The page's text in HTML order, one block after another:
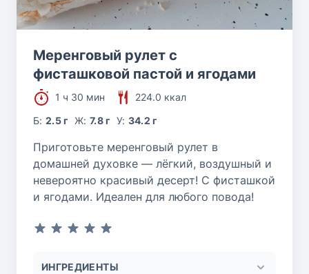
Меренговый рулет с
фисташковой пастой и ягодами
1 ч 30 мин
224.0 ккал
Б:2.5 г Ж: 7.8 г У: 34.2 г
Приготовьте меренговый рулет в
домашней духовке — лёгкий, воздушный и
невероятно красивый десерт! С фисташкой
и ягодами. Идеален для любого повода!
ИНГРЕДИЕНТЫ